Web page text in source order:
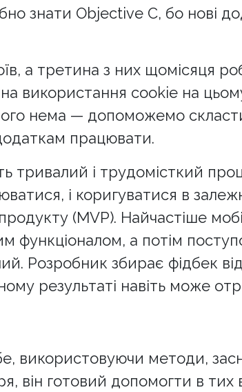
знати Objective C, бо нові
а третина з них щомісяця
використання cookie на
нема — допоможемо
працювати.
тривалий і трудомісткий
і коригуватися в
(MVP). Найчастіше
а потім
Розробник збирає фідбек
результаті навіть може
методи,
він готовий допомогти в